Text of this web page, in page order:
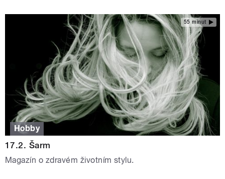
55 minut
Hobby
17.2. Šarm
Magazín o zdravém životním stylu.